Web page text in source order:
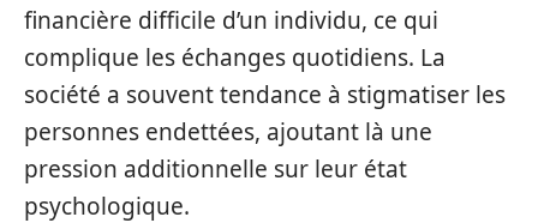
financière difficile d’un individu, ce qui
complique les échanges quotidiens. La
société a souvent tendance à stigmatiser les
personnes endettées, ajoutant là une
pression additionnelle sur leur état
psychologique.